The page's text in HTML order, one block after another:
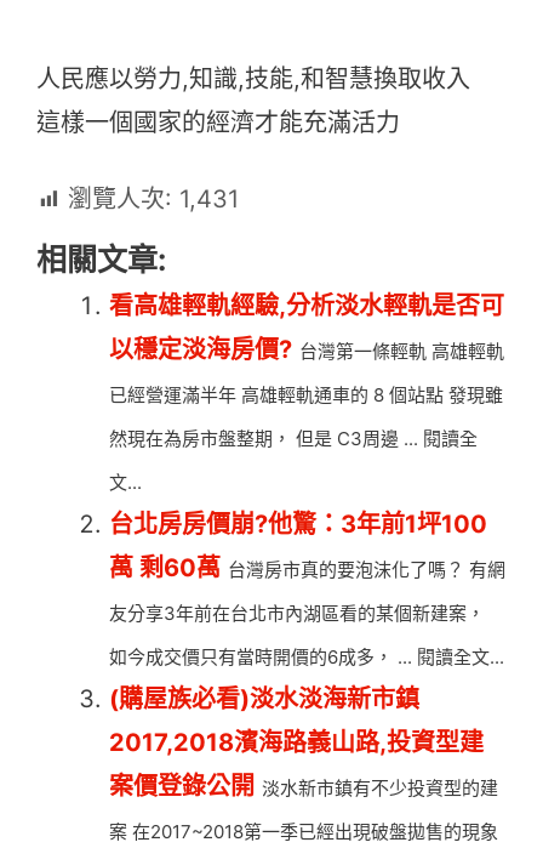
人民應以勞力,知識,技能,和智慧換取收入
這樣一個國家的經濟才能充滿活力
瀏覽人次: 1,431
相關文章:
看高雄輕軌經驗,分析淡水輕軌是否可
以穩定淡海房價? 台灣第一條輕軌 高雄輕軌
已經營運滿半年 高雄輕軌通車的 8 個站點 發現雖
然現在為房市盤整期， 但是 C3周邊 ... 閱讀全
文...
台北房房價崩?他驚：3年前1坪100
萬 剩60萬 台灣房市真的要泡沫化了嗎？ 有網
友分享3年前在台北市內湖區看的某個新建案，
如今成交價只有當時開價的6成多， ... 閱讀全文...
(購屋族必看)淡水淡海新市鎮
2017,2018濱海路義山路,投資型建
案價登錄公開 淡水新市鎮有不少投資型的建
案 在2017~2018第一季已經出現破盤拋售的現象